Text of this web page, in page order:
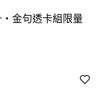
‧金句透卡組限量